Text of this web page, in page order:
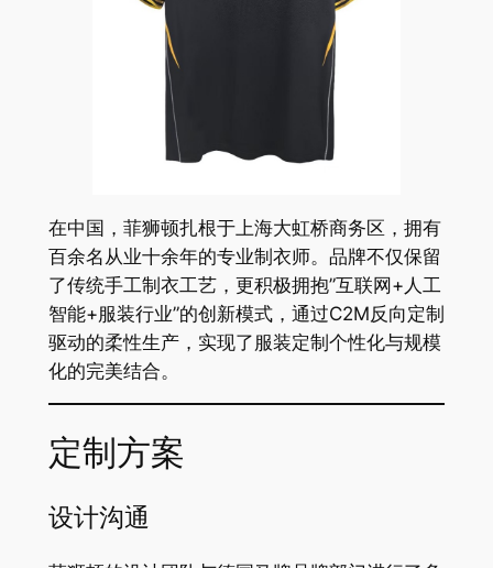
在中国，菲狮顿扎根于上海大虹桥商务区，拥有
百余名从业十余年的专业制衣师。品牌不仅保留
了传统手工制衣工艺，更积极拥抱”互联网+人工
智能+服装行业”的创新模式，通过C2M反向定制
驱动的柔性生产，实现了服装定制个性化与规模
化的完美结合。
定制方案
设计沟通